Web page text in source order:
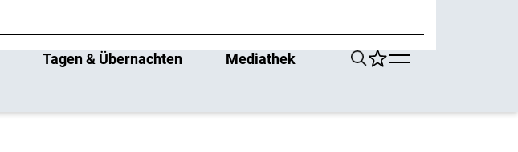
Tagen & Übernachten Mediathek